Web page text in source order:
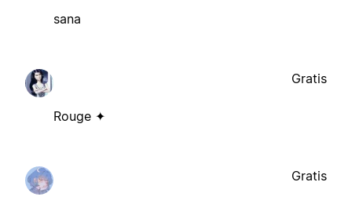
sana
Rouge ✦
Gratis
Gratis